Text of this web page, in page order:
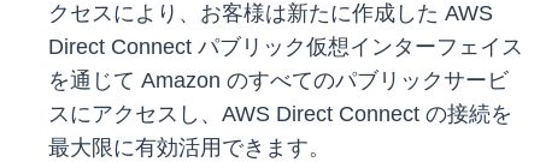
クセスにより、お客様は新たに作成した AWS
Direct Connect パブリック仮想インターフェイス
を通じて Amazon のすべてのパブリックサービ
スにアクセスし、AWS Direct Connect の接続を
最大限に有効活用できます。